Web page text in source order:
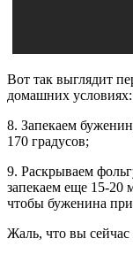
Вот так выглядит
домашних условиях:
8. Запекаем
170 градусов;
9. Раскрываем
запекаем еще 15-20
чтобы буженина
Жаль, что вы